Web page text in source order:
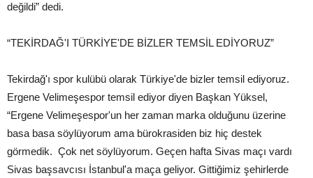
değildi” dedi.
“TEKİRDAĞ'I TÜRKİYE'DE BİZLER TEMSİL EDİYORUZ”
Tekirdağ'ı spor kulübü olarak Türkiye'de bizler temsil ediyoruz.
Ergene Velimeşespor temsil ediyor diyen Başkan Yüksel,
“Ergene Velimeşespor'un her zaman marka olduğunu üzerine
basa basa söylüyorum ama bürokrasiden biz hiç destek
görmedik. Çok net söylüyorum. Geçen hafta Sivas maçı vardı
Sivas başsavcısı İstanbul'a maça geliyor. Gittiğimiz şehirlerde